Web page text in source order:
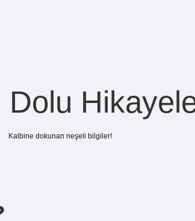
Dolu
Kalbine dokunan neşeli bilgiler!